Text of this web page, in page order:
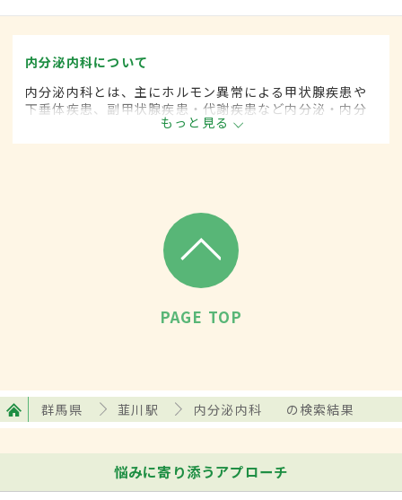
内分泌内科について
内分泌内科とは、主にホルモン異常による甲状腺疾患や
下垂体疾患、副甲状腺疾患・代謝疾患など内分泌・内分
泌器に関係する疾患を専門的に取り扱う内科の一領域で
す。
もっと見る
PAGE TOP
群馬県 韮川駅 内分泌内科 の検索結果
悩みに寄り添うアプローチ